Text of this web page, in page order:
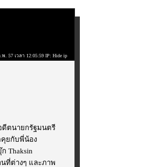
พ. 57 เวลา 12:05:59 IP: Hide ip
ดีตนายกรัฐมนตรี
คุยกับพี่น้อง
Thaksin
ที่ต่างๆ และภาพ